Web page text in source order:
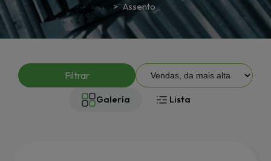
Assento
Filtrar
Galería Lista